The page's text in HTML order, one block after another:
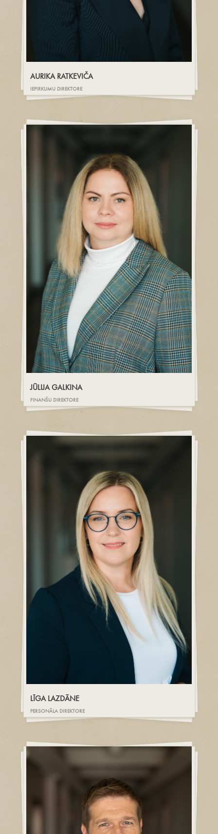
AURIKA RATKEVIČA
IEPIRKUMU DIREKTORE
JŪLIJA GALKINA
FINANŠU DIREKTORE
LĪGA LAZDĀNE
PERSONĀLA DIREKTORE